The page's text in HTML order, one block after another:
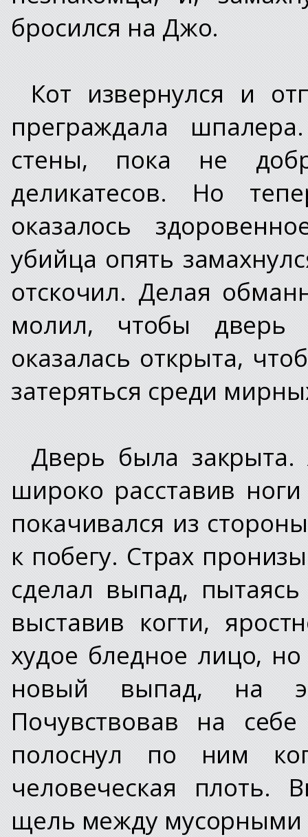
бросился на Джо.
Кот извернулся и
преграждала
стены, пока не
деликатесов. Но
оказалось
убийца опять
отскочил. Делая
молил, чтобы дверь
оказалась открыта,
затеряться среди
Дверь была
широко расставив
покачивался из
к побегу. Страх
сделал выпад,
выставив когти,
худое бледное лицо,
новый выпад, на
Почувствовав на
полоснул по ним
человеческая плоть.
щель между мусорными